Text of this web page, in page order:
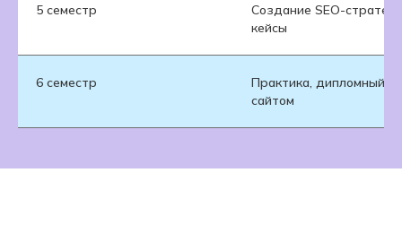
5 семестр
Создание SEO-
кейсы
6 семестр
Практика, дипломный
сайтом